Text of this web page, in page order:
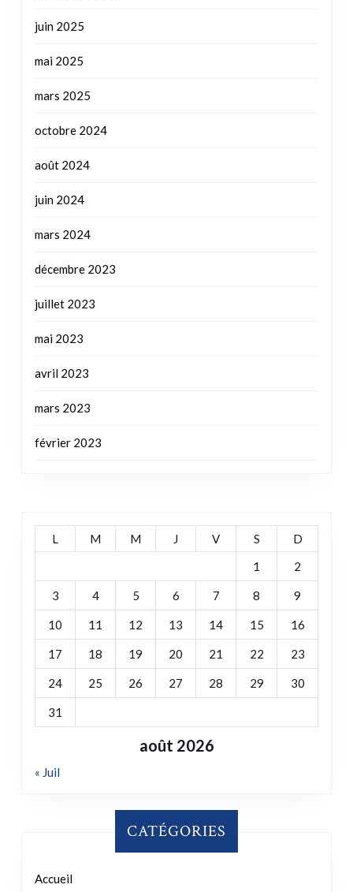
juin 2025
mai 2025
mars 2025
octobre 2024
août 2024
juin 2024
mars 2024
décembre 2023
juillet 2023
mai 2023
avril 2023
mars 2023
février 2023
août 2026
L M M J V S
D
1
2
3 4 5 6 7 8 9
10 11 12 13 14 15 16
17 18 19 20 21 22 23
24 25 26 27 28 29 30
31
« Juil
CATÉGORIES
Accueil